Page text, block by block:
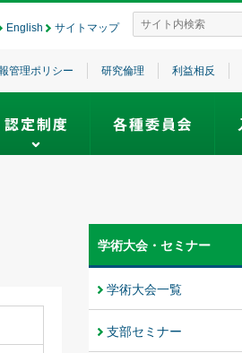
English サイトマップ
管理ポリシー 研究倫理 利益相反
学術大会・セミナー
学術大会一覧
支部セミナー